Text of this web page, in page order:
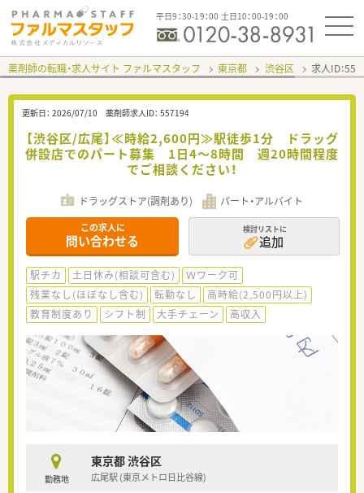
平日9：30-19：00 土日10：00-19：00
薬剤師の転職・求人サイト ファルマスタッフ 東京都 渋谷区 求人ID：
更新日： 2026/07/10 薬剤師求人ID： 557194
【渋谷区/広尾】≪時給2,600円≫駅徒歩1分 ドラッグ
併設店でのパート募集 1日4～8時間 週20時間程度
でご相談ください！
ドラッグストア(調剤あり) パート・アルバイト
この求人に
問い合わせる
検討リストに
追加
駅チカ 土日休み(相談可含む)
Ｗワーク可
残業なし(ほぼなし含む)
転勤なし
高時給(2,500円以上)
教育制度あり
シフト制 大手チェーン 高収入
勤務地
東京都 渋谷区
広尾駅 (東京メトロ日比谷線)